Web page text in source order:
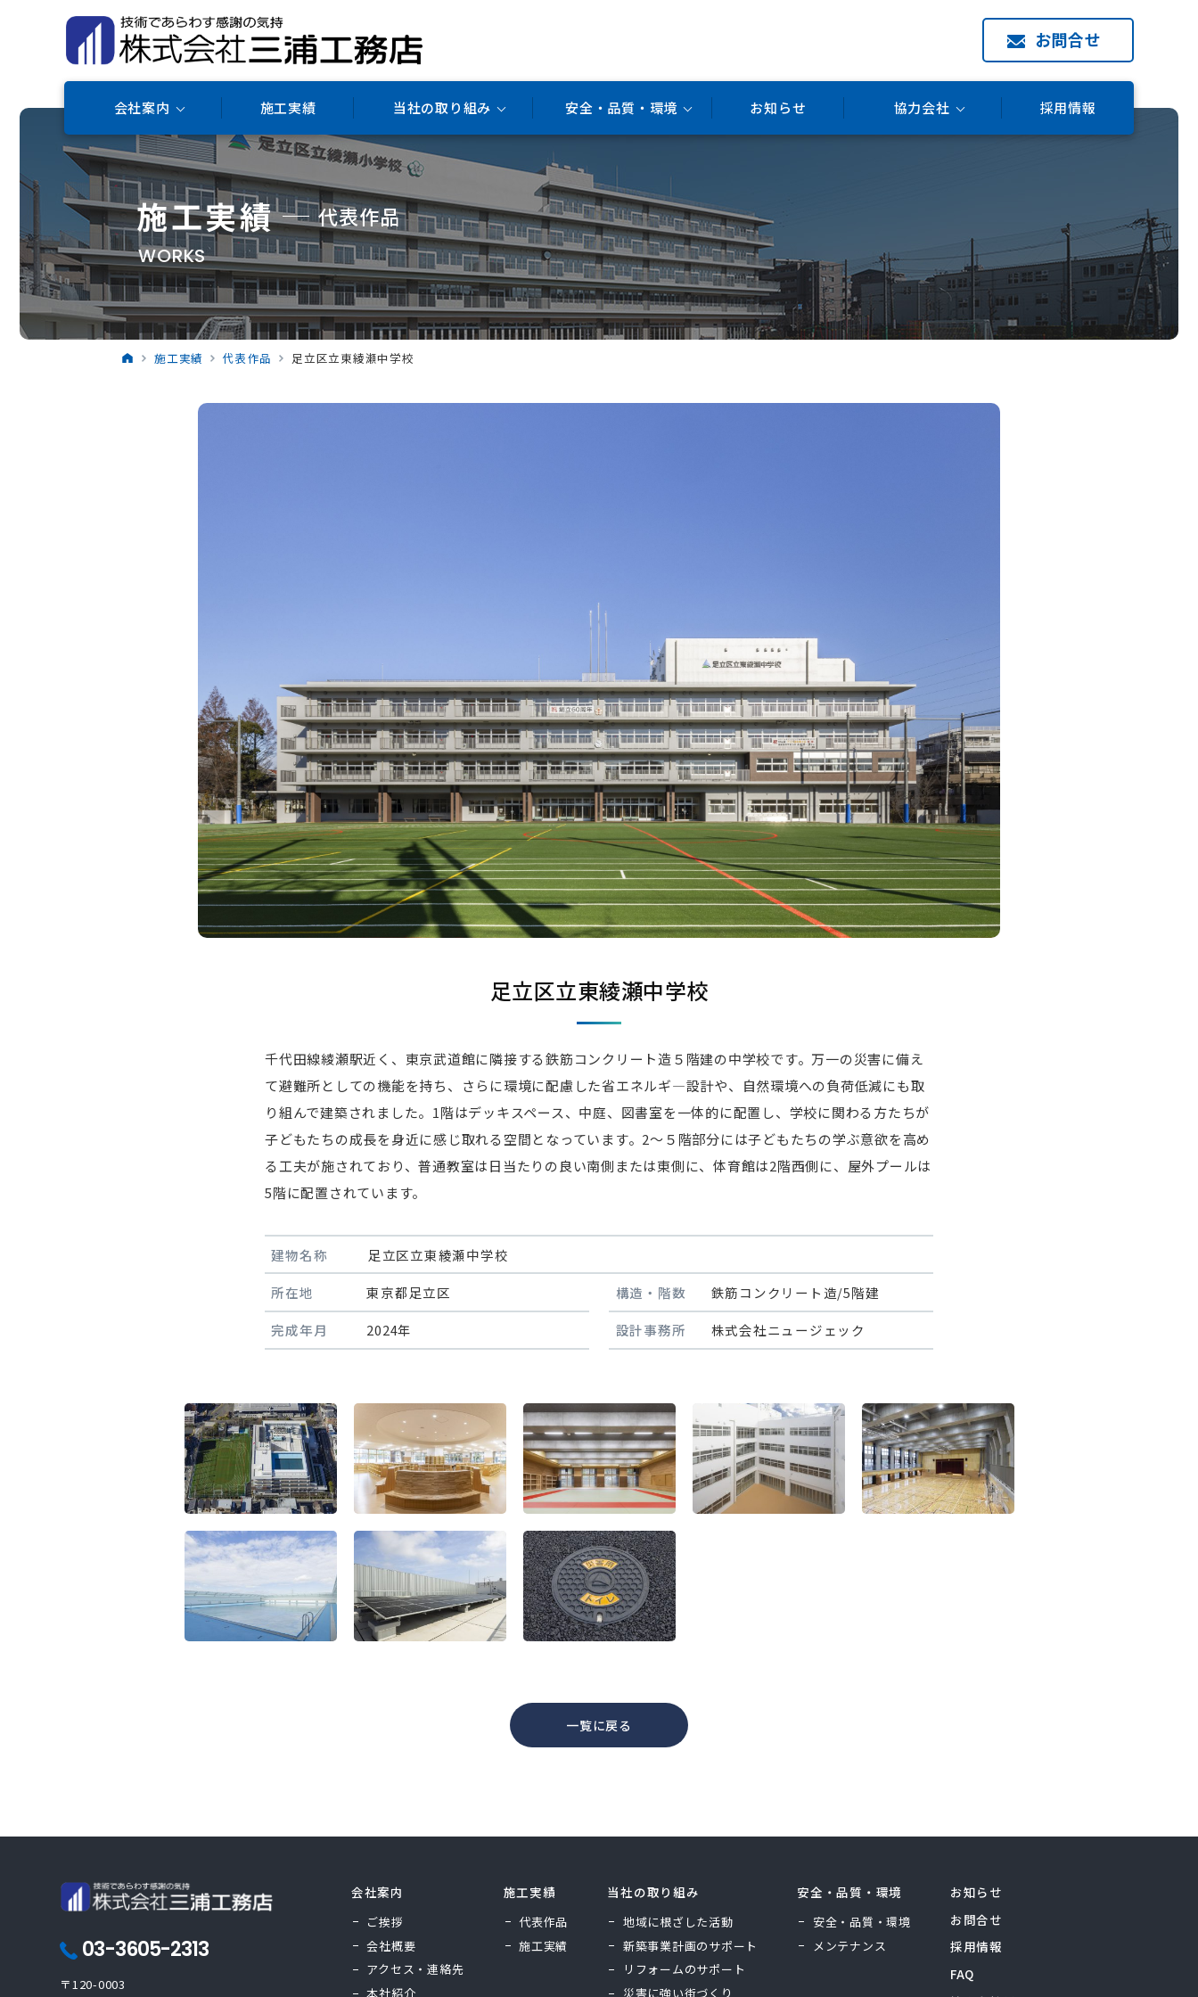
お問合せ
会社案内 施工実績 当社の取り組み 安全・品質・環境 お知らせ 協力会社 採用情報
施工実績 代表作品
WORKS
施工実績 代表作品 足立区立東綾瀬中学校
足立区立東綾瀬中学校
千代田線綾瀬駅近く、東京武道館に隣接する鉄筋コンクリート造５階建の中学校です。万一の災害に備え
て避難所としての機能を持ち、さらに環境に配慮した省エネルギ―設計や、自然環境への負荷低減にも取
り組んで建築されました。1階はデッキスペース、中庭、図書室を一体的に配置し、学校に関わる方たちが
子どもたちの成長を身近に感じ取れる空間となっています。2～５階部分には子どもたちの学ぶ意欲を高め
る工夫が施されており、普通教室は日当たりの良い南側または東側に、体育館は2階西側に、屋外プールは
5階に配置されています。
建物名称 足立区立東綾瀬中学校
所在地 東京都足立区 構造・階数 鉄筋コンクリート造/5階建
完成年月 2024年 設計事務所 株式会社ニュージェック
一覧に戻る
03-3605-2313
〒120-0003
会社案内
ご挨拶
会社概要
アクセス・連絡先
本社紹介
施工実績
代表作品
施工実績
当社の取り組み
地域に根ざした活動
新築事業計画のサポート
リフォームのサポート
災害に強い街づくり
安全・品質・環境
安全・品質・環境
メンテナンス
お知らせ
お問合せ
採用情報
FAQ